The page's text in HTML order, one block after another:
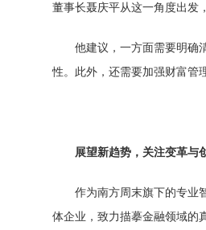
董事长聂庆平从这一角度出发
他建议，一方面需要明确
性。此外，还需要加强财富管
展望新趋势，关注变革与
作为南方周末旗下的专业
体企业，致力描摹金融领域的